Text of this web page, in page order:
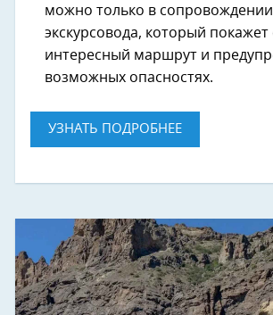
можно только в сопровождении
экскурсовода, который
интересный маршрут и
возможных опасностях.
УЗНАТЬ ПОДРОБНЕЕ